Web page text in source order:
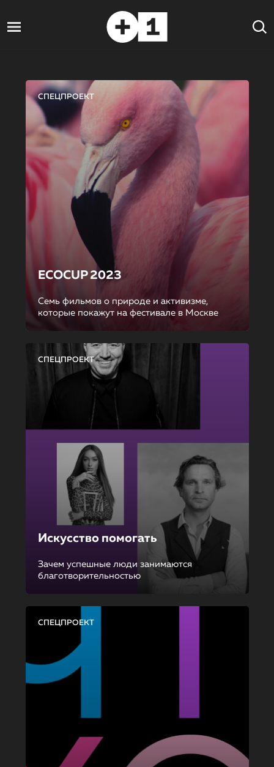
СПЕЦПРОЕКТ
ECOCUP 2023
Семь фильмов о природе и активизме,
которые покажут на фестивале в Москве
СПЕЦПРОЕКТ
Искусство помогать
Зачем успешные люди занимаются
благотворительностью
СПЕЦПРОЕКТ